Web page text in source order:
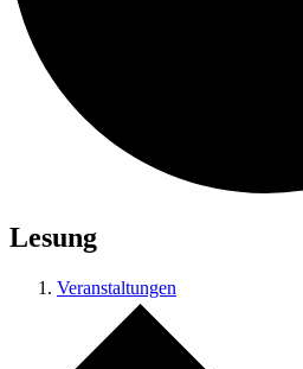
Lesung
Veranstaltungen